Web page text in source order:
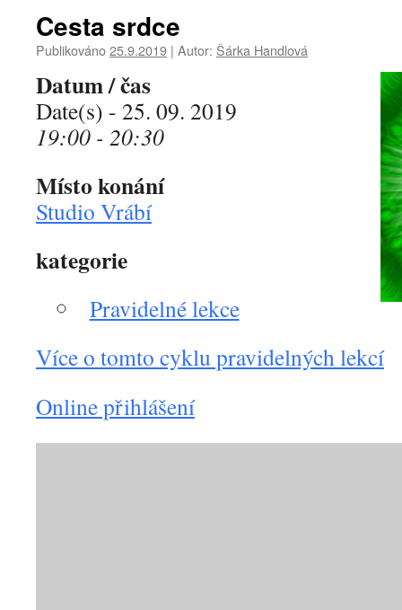
Cesta srdce
Publikováno25.9.2019 | Autor: Šárka Handlová
Datum / čas
Date(s) - 25. 09. 2019
19:00 - 20:30
Místo konání
Studio Vrábí
kategorie
Pravidelné lekce
Více o tomto cyklu pravidelných lekcí
Online přihlášení